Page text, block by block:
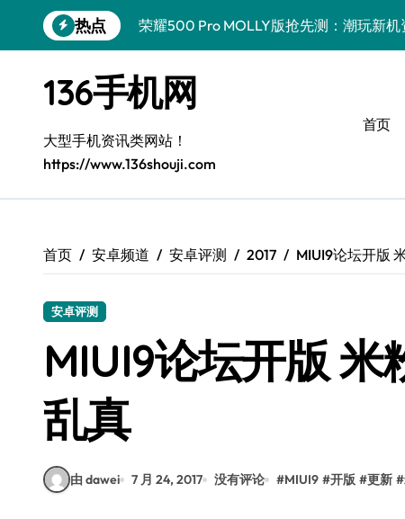
到
热点
荣耀500 Pro MOLLY版抢先测：潮玩新
OPPO Find X9 Pro深度揭秘：亮点全解析
vivo S50 Pro mini来袭！小屏旗舰亮点一网
REDMI K90深度揭秘：性能影像续航，亮
华为nova 15 Ultra新功能解锁，速览优惠
三星W26重磅来袭！速览资讯，解锁智能
荣耀WIN资讯秒达，手机管家助力，快人
136手机网
大型手机资讯类网站！
https://www.136shouji.com
首页
首页 安卓频道 安卓评测 2017 MIUI9论坛开版
安卓评测
MIUI9论坛开版
乱真
由 dawei 7 月 24, 2017 没有评论 #MIUI9 #开版 #更新 #